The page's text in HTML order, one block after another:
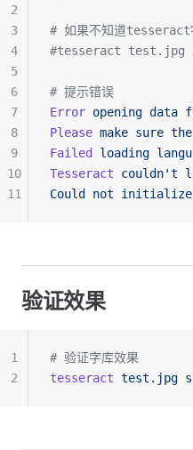
# 如果不知道tesseract
#tesseract test.jpg
# 提示错误
Error opening data
Please make sure the
Failed
loading
Tesseract couldn't
Could not initialize
2
3
4
5
6
7
8
9
10
11
验证效果
# 验证字库效果
tesseract test.jpg
1
2